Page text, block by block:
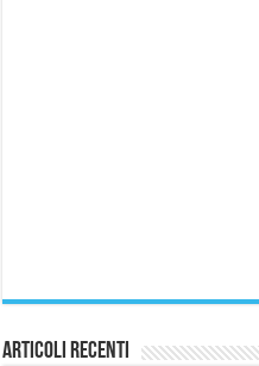
Articoli Recenti